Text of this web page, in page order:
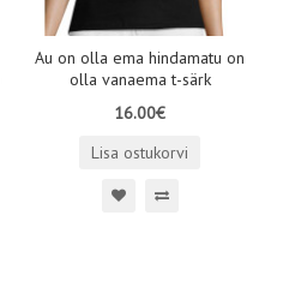
Au on olla ema hindamatu on
olla vanaema t-särk
16.00€
Lisa ostukorvi